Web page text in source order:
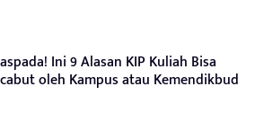
Ini 9 Alasan KIP Kuliah Bisa
oleh Kampus atau Kemendikbud